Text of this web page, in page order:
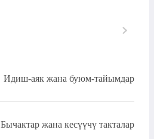
Идиш-аяк жана буюм-тайымдар
Бычактар ​​жана кесүүчү такталар